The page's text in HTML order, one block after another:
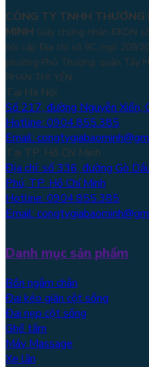
CÔNG TY TNHH
MINH Giấy chứng nhận ĐKDN
nội cấp Địa chỉ số 8C, ngõ 209/
phường Phú Thượng, quận Tây
PHAN THỊ YẾN
Tại Hà Nội
Số 217, đường Nguyễn Xiển,
Hotline: 0904.855.385
Email:
Tại TP. Hồ Chí Minh
Địa chỉ: số 336, đường Gò
Phú, TP. Hồ Chí Minh
Hotline: 0904.855.385
Email:
Danh mục sản phẩm
Bồn ngâm chân
Đai kéo giãn cột sống
Đai nẹp cột sống
Ghế tắm
Máy Massage
Xe lăn